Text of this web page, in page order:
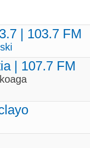
| 103.7 FM
| 107.7 FM